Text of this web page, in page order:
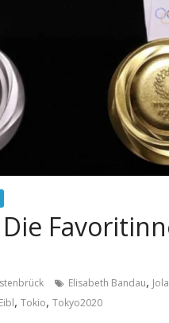
Elisabeth Bandau,
, Tokio, Tokyo2020